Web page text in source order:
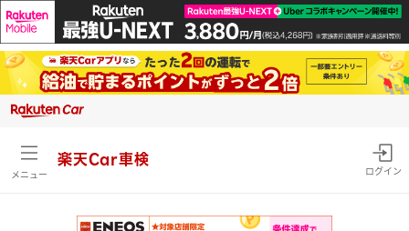
メニュー
楽天Car車検
ログイン